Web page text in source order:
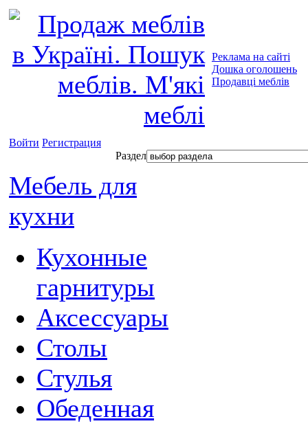
Реклама на сайті
Дошка оголошень
Продавці меблів
Войти Регистрация
Раздел
Мебель для
кухни
Кухонные
гарнитуры
Аксессуары
Столы
Стулья
Обеденная